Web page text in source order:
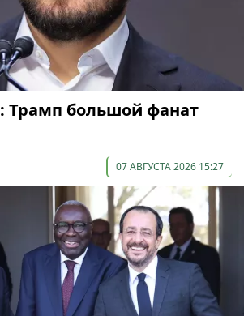
Трамп большой фанат
07 АВГУСТА 2026 15:27